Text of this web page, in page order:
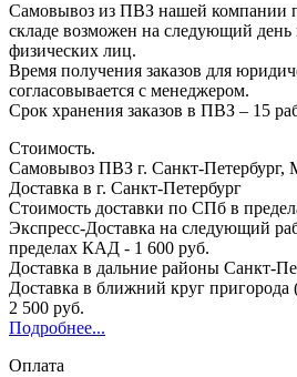
Самовывоз из ПВЗ нашей компании
складе возможен на следующий день
физических лиц.
Время получения заказов для
согласовывается с менеджером.
Срок хранения заказов в ПВЗ – 15
Стоимость.
Самовывоз ПВЗ г. Санкт-Петербург,
Доставка в г. Санкт-Петербург
Стоимость доставки по СПб в
Экспресс-Доставка на следующий
пределах КАД - 1 600 руб.
Доставка в дальние районы Санкт-
Доставка в ближний круг
2 500 руб.
Подробнее...
Оплата